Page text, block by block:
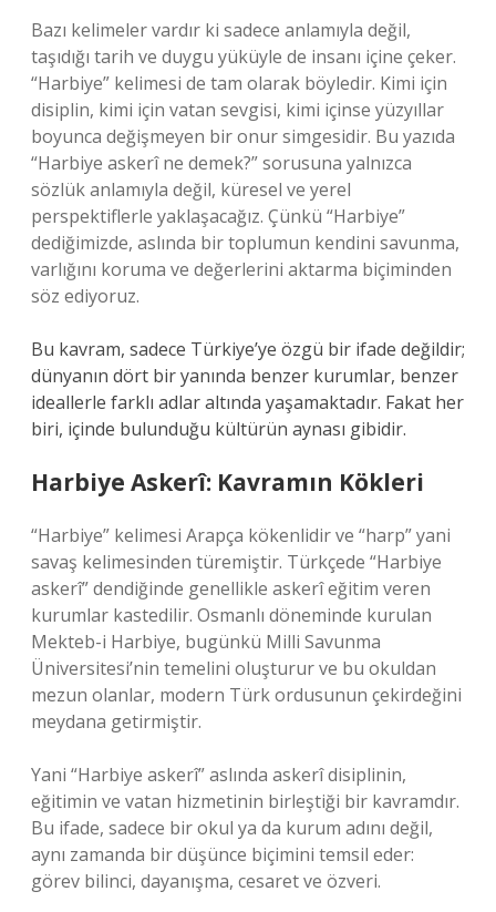
Bazı kelimeler vardır ki sadece anlamıyla değil,
taşıdığı tarih ve duygu yüküyle de insanı içine çeker.
“Harbiye” kelimesi de tam olarak böyledir. Kimi için
disiplin, kimi için vatan sevgisi, kimi içinse yüzyıllar
boyunca değişmeyen bir onur simgesidir. Bu yazıda
“Harbiye askerî ne demek?” sorusuna yalnızca
sözlük anlamıyla değil, küresel ve yerel
perspektiflerle yaklaşacağız. Çünkü “Harbiye”
dediğimizde, aslında bir toplumun kendini savunma,
varlığını koruma ve değerlerini aktarma biçiminden
söz ediyoruz.
Bu kavram, sadece Türkiye’ye özgü bir ifade değildir;
dünyanın dört bir yanında benzer kurumlar, benzer
ideallerle farklı adlar altında yaşamaktadır. Fakat her
biri, içinde bulunduğu kültürün aynası gibidir.
Harbiye Askerî: Kavramın Kökleri
“Harbiye” kelimesi Arapça kökenlidir ve “harp” yani
savaş kelimesinden türemiştir. Türkçede “Harbiye
askerî” dendiğinde genellikle askerî eğitim veren
kurumlar kastedilir. Osmanlı döneminde kurulan
Mekteb-i Harbiye, bugünkü Milli Savunma
Üniversitesi’nin temelini oluşturur ve bu okuldan
mezun olanlar, modern Türk ordusunun çekirdeğini
meydana getirmiştir.
Yani “Harbiye askerî” aslında askerî disiplinin,
eğitimin ve vatan hizmetinin birleştiği bir kavramdır.
Bu ifade, sadece bir okul ya da kurum adını değil,
aynı zamanda bir düşünce biçimini temsil eder:
görev bilinci, dayanışma, cesaret ve özveri.